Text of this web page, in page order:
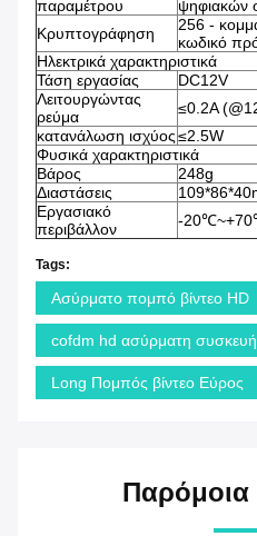
παραμέτρου
ψηφιακών
Κρυπτογράφηση
256 -
κωδικό
Ηλεκτρικά χαρακτηριστικά
Τάση εργασίας
DC12V
Λειτουργώντας
ρεύμα
≤0.2A
κατανάλωση ισχύος≤2.5W
Φυσικά χαρακτηριστικά
Βάρος
248g
Διαστάσεις
Εργασιακό
περιβάλλον
-
Tags:
Ασύρματο πομπό βίντεο HD
cofdm hd ασύρματη
Long Πομπός βίντεο Εύρος
Παρόμοια